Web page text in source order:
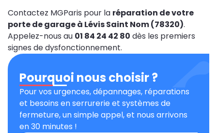
Contactez MGParis pour la réparation de votre
porte de garage à Lévis Saint Nom (78320).
Appelez-nous au 01 84 24 42 80 dès les premiers
signes de dysfonctionnement.
Pourquoi nous choisir ?
Pour vos urgences, dépannages, réparations
et besoins en serrurerie et systèmes de
fermeture, un simple appel, et nous arrivons
en 30 minutes !